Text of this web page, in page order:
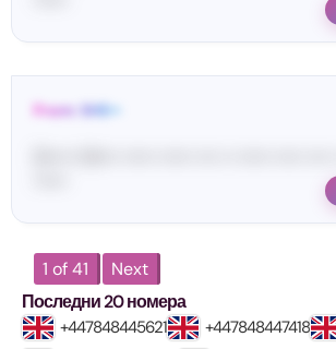
From: SHE••
1 of 41
Next
Последни 20 номера
+447848445621 +447848447418